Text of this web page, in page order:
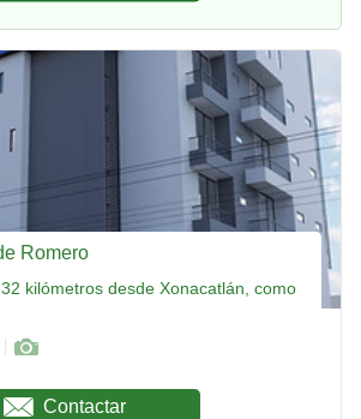
Romero
kilómetros desde Xonacatlán, como
Contactar